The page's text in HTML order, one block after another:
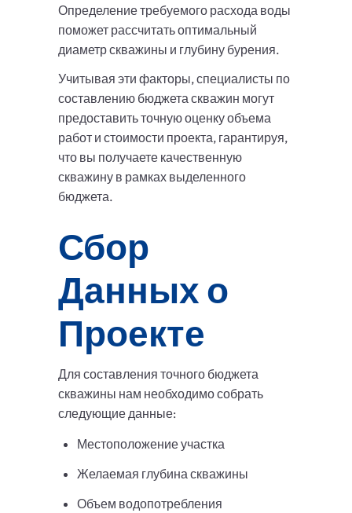
Определение требуемого расхода воды
поможет рассчитать оптимальный
диаметр скважины и глубину бурения.
Учитывая эти факторы, специалисты по
составлению бюджета скважин могут
предоставить точную оценку объема
работ и стоимости проекта, гарантируя,
что вы получаете качественную
скважину в рамках выделенного
бюджета.
Сбор
Данных о
Проекте
Для составления точного бюджета
скважины нам необходимо собрать
следующие данные:
Местоположение участка
Желаемая глубина скважины
Объем водопотребления